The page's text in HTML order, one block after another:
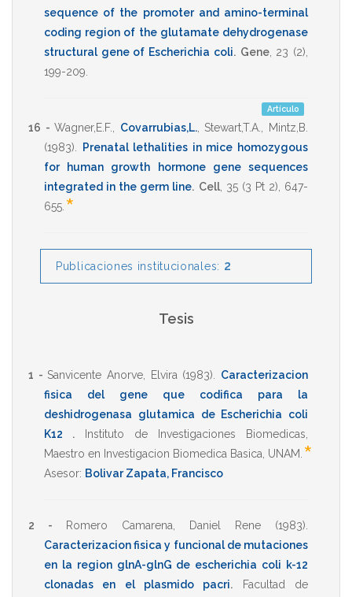
sequence of the promoter and amino-terminal
coding region of the glutamate dehydrogenase
structural gene of Escherichia coli. Gene, 23 (2),
199-209
Artículo
16 -Wagner,E.F. Covarrubias,L., Stewart,T.A.
Mintz,B.
(1983)
Prenatal lethalities in mice homozygous
for human growth hormone gene sequences
integrated in the germ line. Cell, 35(3 Pt 2), 647-
655 *
Publicaciones institucionales: 2
Tesis
1 - Sanvicente Anorve, Elvira (1983)
Caracterizacion
fisica del gene que codifica para la
deshidrogenasa glutamica de Escherichia coli
K12 . Instituto de Investigaciones Biomedicas
Maestro en Investigacion Biomedica Basica UNAM *
Asesor: Bolivar Zapata, Francisco
2 - Romero Camarena, Daniel Rene (1983)
Caracterizacion fisica y funcional de mutaciones
en la region glnA-glnG de escherichia coli k-12
clonadas en el plasmido pacri.
Facultad de